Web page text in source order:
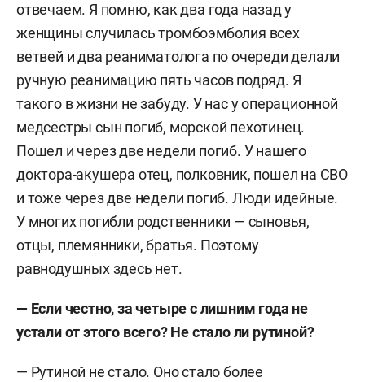
отвечаем. Я помню, как два года назад у
женщины случилась тромбоэмболия всех
ветвей и два реаниматолога по очереди делали
ручную реанимацию пять часов подряд. Я
такого в жизни не забуду. У нас у операционной
медсестры сын погиб, морской пехотинец.
Пошел и через две недели погиб. У нашего
доктора-акушера отец, полковник, пошел на СВО
и тоже через две недели погиб. Люди идейные.
У многих погибли родственники — сыновья,
отцы, племянники, братья. Поэтому
равнодушных здесь нет.
— Если честно, за четыре с лишним года не
устали от этого всего? Не стало ли рутиной?
— Рутиной не стало. Оно стало более